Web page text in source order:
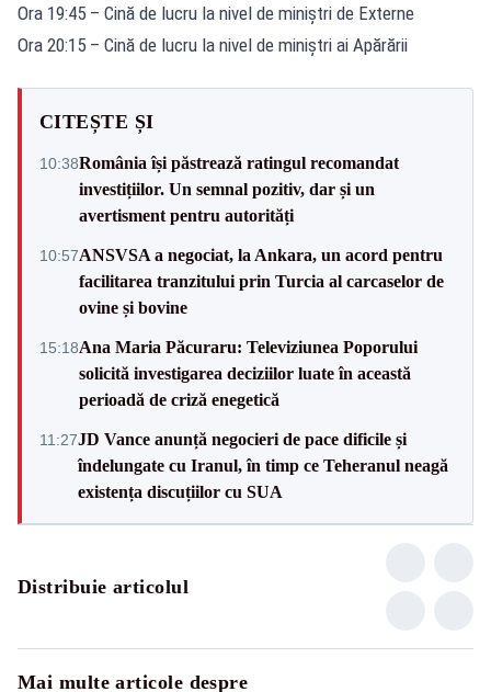
Ora 19:45 – Cină de lucru la nivel de miniștri de Externe
Ora 20:15 – Cină de lucru la nivel de miniștri ai Apărării
CITEȘTE ȘI
10:38România își păstrează ratingul recomandat
investițiilor. Un semnal pozitiv, dar și un
avertisment pentru autorități
10:57ANSVSA a negociat, la Ankara, un acord pentru
facilitarea tranzitului prin Turcia al carcaselor de
ovine și bovine
15:18Ana Maria Păcuraru: Televiziunea Poporului
solicită investigarea deciziilor luate în această
perioadă de criză enegetică
11:27JD Vance anunță negocieri de pace dificile și
îndelungate cu Iranul, în timp ce Teheranul neagă
existența discuțiilor cu SUA
Distribuie articolul
Mai multe articole despre